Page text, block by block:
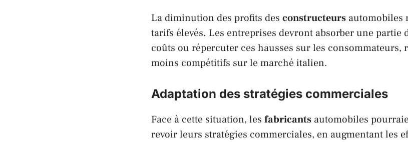
La diminution des profits des constructeurs automobiles
tarifs élevés. Les entreprises devront absorber une partie
coûts ou répercuter ces hausses sur les consommateurs,
moins compétitifs sur le marchéitalien.
Adaptation des stratégies commerciales
Face à cette situation, les fabricants automobiles
revoir leurs stratégies commerciales, en augmentant les